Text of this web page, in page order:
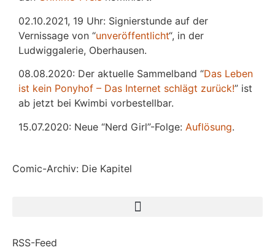
02.10.2021, 19 Uhr: Signierstunde auf der
Vernissage von “unveröffentlicht“, in der
Ludwiggalerie, Oberhausen.
08.08.2020: Der aktuelle Sammelband “Das Leben
ist kein Ponyhof – Das Internet schlägt zurück!” ist
ab jetzt bei Kwimbi vorbestellbar.
15.07.2020: Neue “Nerd Girl”-Folge: Auflösung.
Comic-Archiv: Die Kapitel
RSS-Feed